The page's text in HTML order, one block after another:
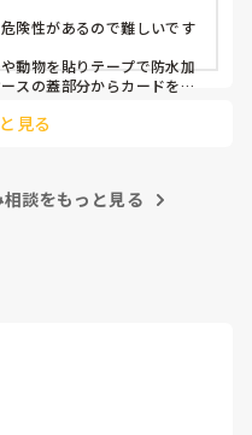
険性があるので難しいです
動物を貼りテープで防水加
スの蓋部分からカードを落
ったことがあります(*^^*)
見る
相談をもっと見る